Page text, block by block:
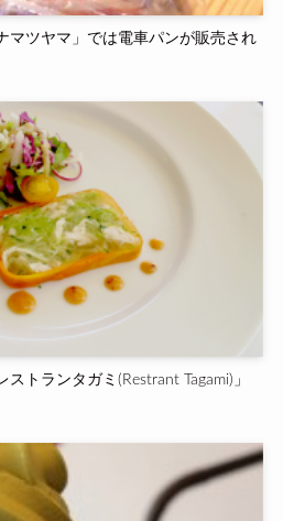
マツヤマ」では電車パンが販売され
トランタガミ(Restrant Tagami)」